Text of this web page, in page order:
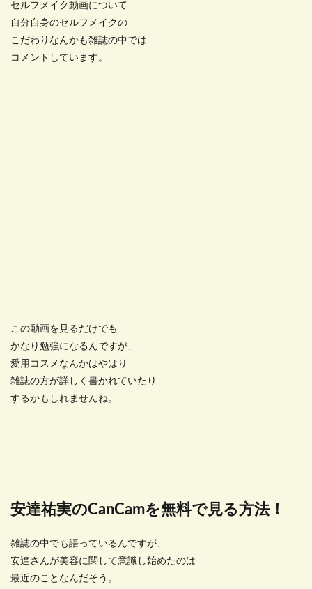
セルフメイク動画について
自分自身のセルフメイクの
こだわりなんかも雑誌の中では
コメントしています。
この動画を見るだけでも
かなり勉強になるんですが、
愛用コスメなんかはやはり
雑誌の方が詳しく書かれていたり
するかもしれませんね。
安達祐実のCanCamを無料で見る方法！
雑誌の中でも語っているんですが、
安達さんが美容に関して意識し始めたのは
最近のことなんだそう。